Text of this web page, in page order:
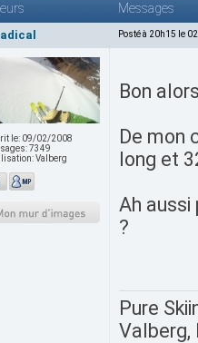
Messages
Posté à 20h15 le
le: 09/02/2008
7349
Valberg
Bon
De mon
long et
Ah
?
Pure
Valberg,